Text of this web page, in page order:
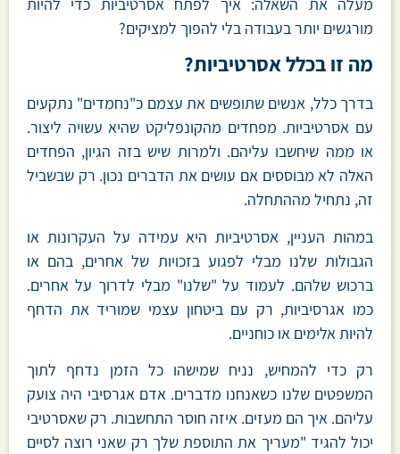
מורגשים יותר בעבודה בלי להפוך למציקים?
מה זו בכלל אסרטיביות?
בדרך כלל, אנשים שתופשים את עצמם כ"נחמדים" נתקעים
עם אסרטיביות. מפחדים מהקונפליקט שהיא עשויה ליצור.
או ממה שיחשבו עליהם. ולמרות שיש בזה הגיון, הפחדים
האלה לא מבוססים אם עושים את הדברים נכון. רק שבשביל
זה, נתחיל מההתחלה.
במהות העניין, אסרטיביות היא עמידה על העקרונות או
הגבולות שלנו מבלי לפגוע בזכויות של אחרים, בהם או
ברכוש שלהם. לעמוד על "שלנו" מבלי לדרוך על אחרים.
כמו אגרסיביות, רק עם ביטחון עצמי שמוריד את הדחף
להיות אלימים או כוחניים.
רק כדי להמחיש, נניח שמישהו כל הזמן נדחף לתוך
המשפטים שלנו כשאנחנו מדברים. אדם אגרסיבי היה צועק
עליהם. איך הם מעזים. איזה חוסר התחשבות. רק שאסרטיבי
יכול להגיד "מעריך את התוספת שלך רק שאני רוצה לסיים